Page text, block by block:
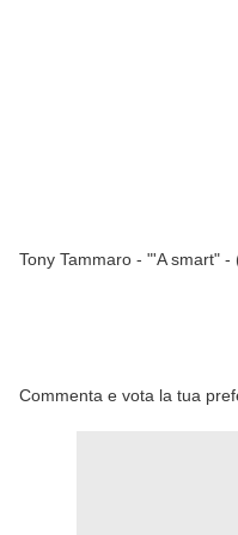
Tony Tammaro - "'A smart"
Commenta e vota la tua